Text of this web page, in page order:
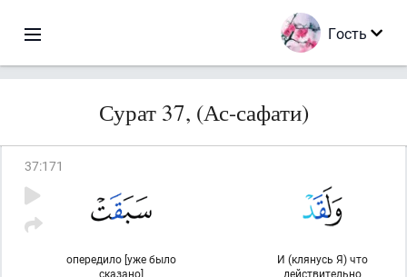
Гость
Сурат 37, (Ас-сафати)
37:171
И (клянусь Я) что
действительно
опередило [уже было
сказано]